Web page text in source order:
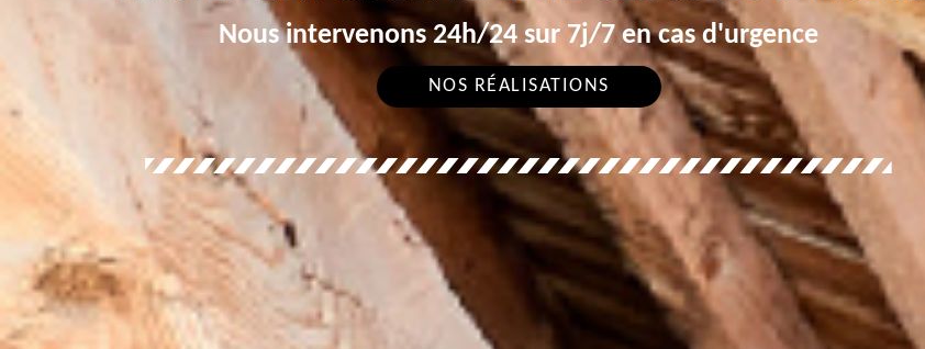
Nous intervenons 24h/24 sur 7j/7 en cas d'urgence
NOS RÉALISATIONS